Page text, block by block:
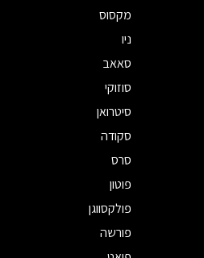
מקסוס
ניו
סאאב
סוזוקי
סיטרואן
סקודה
סרס
פוטון
פולקסווגן
פורשה